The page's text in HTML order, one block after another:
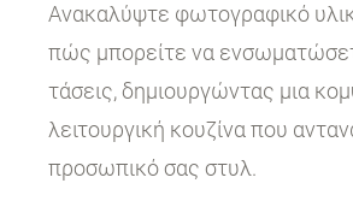
Ανακαλύψτε φωτογραφικό
πώς μπορείτε να
τάσεις, δημιουργώντας μια
λειτουργική κουζίνα που
προσωπικό σας στυλ.